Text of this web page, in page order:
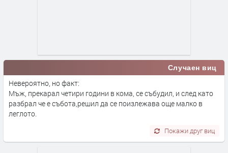
Случаен виц
Невероятно, но факт:
Мъж, прекарал четири години в кома, се събудил, и след като
разбрал че е събота,решил да се поизлежава още малко в
леглото.
Покажи друг виц